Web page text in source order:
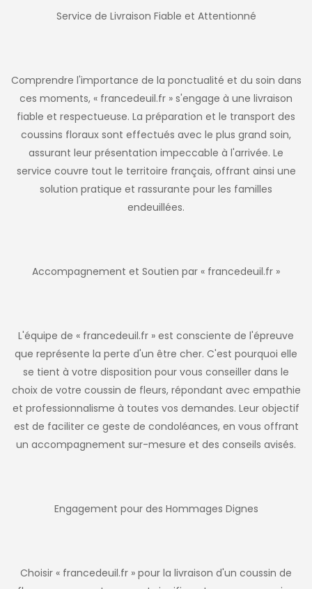
Service de Livraison Fiable et Attentionné
Comprendre l'importance de la ponctualité et du soin dans
ces moments, « francedeuil.fr » s'engage à une livraison
fiable et respectueuse. La préparation et le transport des
coussins floraux sont effectués avec le plus grand soin,
assurant leur présentation impeccable à l'arrivée. Le
service couvre tout le territoire français, offrant ainsi une
solution pratique et rassurante pour les familles
endeuillées.
Accompagnement et Soutien par « francedeuil.fr »
L'équipe de « francedeuil.fr » est consciente de l'épreuve
que représente la perte d'un être cher. C'est pourquoi elle
se tient à votre disposition pour vous conseiller dans le
choix de votre coussin de fleurs, répondant avec empathie
et professionnalisme à toutes vos demandes. Leur objectif
est de faciliter ce geste de condoléances, en vous offrant
un accompagnement sur-mesure et des conseils avisés.
Engagement pour des Hommages Dignes
Choisir « francedeuil.fr » pour la livraison d'un coussin de